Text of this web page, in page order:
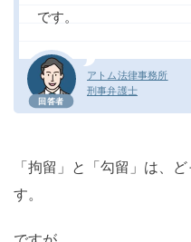
回答者
アトム法律事務所
刑事弁護士
です。
「拘留」と「勾留」は、
す。